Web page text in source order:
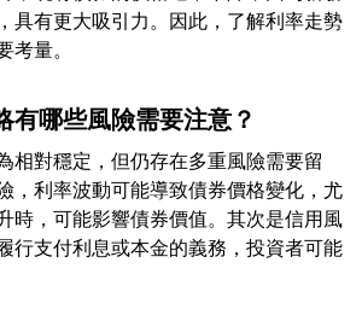
具有更大吸引力。因此，了解利率走勢
有哪些風險需要注意？
相對穩定，但仍存在多重風險需要留
，利率波動可能導致債券價格變化，尤
時，可能影響債券價值。其次是信用風
行支付利息或本金的義務，投資者可能